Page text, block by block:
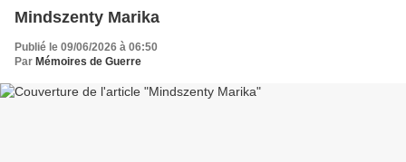
Mindszenty Marika
Publié le 09/06/2026 à 06:50
Par Mémoires de Guerre